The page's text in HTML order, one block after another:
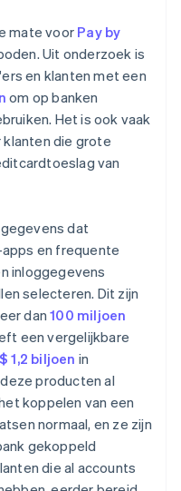
mate voor Pay by
Uit onderzoek is
en klanten met een
om op banken
Het is ook vaak
die grote
van
dat
en frequente
inloggegevens
selecteren. Dit zijn
dan100 miljoen
een vergelijkbare
$ 1,2 biljoen in
producten al
koppelen van een
normaal, en ze zijn
gekoppeld
die al accounts